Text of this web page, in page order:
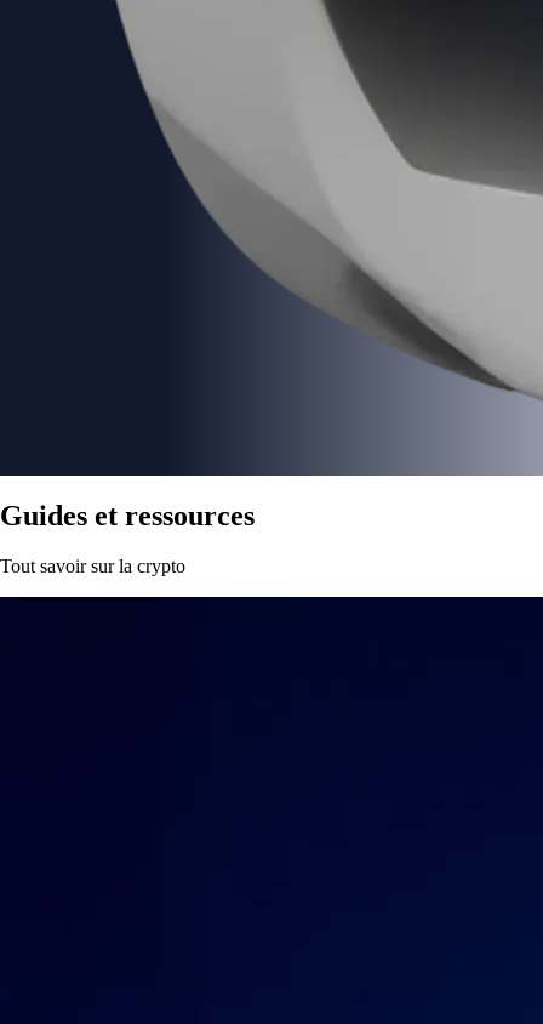
Guides et ressources
Tout savoir sur la crypto